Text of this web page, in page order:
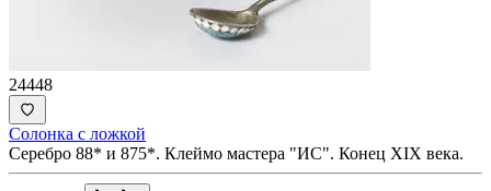
24448
Солонка с ложкой
Серебро 88* и 875*. Клеймо мастера "ИС". Конец XIX века.